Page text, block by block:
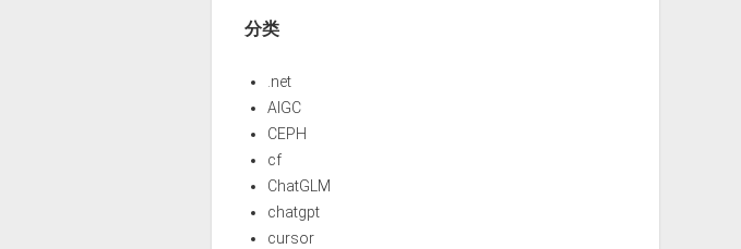
分类
.net
AIGC
CEPH
cf
ChatGLM
chatgpt
cursor